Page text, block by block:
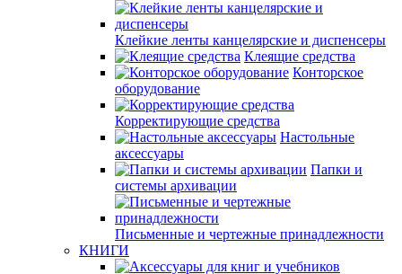
Клейкие ленты канцелярские и диспенсеры
Клеящие средства
Конторское
оборудование
Корректирующие средства
Настольные
аксессуары
Папки и
системы архивации
Письменные и чертежные принадлежности
КНИГИ